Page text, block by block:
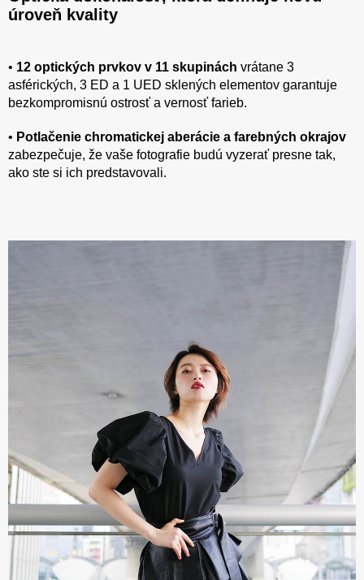
úroveň kvality
• 12 optických prvkov v 11 skupinách vrátane 3
asférických, 3 ED a 1 UED sklených elementov garantuje
bezkompromisnú ostrosť a vernosť farieb.
• Potlačenie chromatickej aberácie a farebných okrajov
zabezpečuje, že vaše fotografie budú vyzerať presne tak,
ako ste si ich predstavovali.